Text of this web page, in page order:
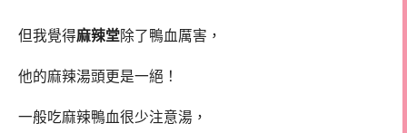
但我覺得麻辣堂除了鴨血厲害，
他的麻辣湯頭更是一絕！
一般吃麻辣鴨血很少注意湯，